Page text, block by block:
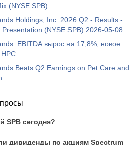
(NYSE:SPB)
Holdings, Inc. 2026 Q2 - Results -
Presentation (NYSE:SPB) 2026-05-08
EBITDA вырос на 17,8%, новое
Beats Q2 Earnings on Pet Care and
SPB сегодня?
дивиденды по акциям Spectrum